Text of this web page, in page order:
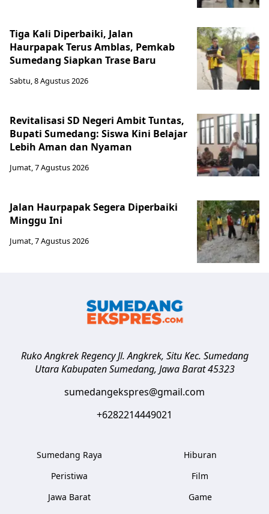
Tiga Kali Diperbaiki, Jalan
Haurpapak Terus Amblas, Pemkab
Sumedang Siapkan Trase Baru
Sabtu, 8 Agustus 2026
Revitalisasi SD Negeri Ambit Tuntas,
Bupati Sumedang: Siswa Kini Belajar
Lebih Aman dan Nyaman
Jumat, 7 Agustus 2026
Jalan Haurpapak Segera Diperbaiki
Minggu Ini
Jumat, 7 Agustus 2026
Ruko Angkrek Regency Jl. Angkrek, Situ Kec. Sumedang
Utara Kabupaten Sumedang, Jawa Barat 45323
sumedangekspres@gmail.com
+6282214449021
Sumedang Raya
Peristiwa
Jawa Barat
Hiburan
Film
Game